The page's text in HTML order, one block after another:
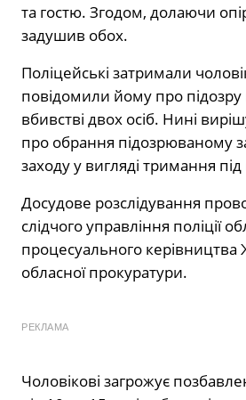
та гостю. Згодом, долаючи
задушив обох.
Поліцейські затримали
повідомили йому про
вбивстві двох осіб. Нині
про обрання підозрюваному
заходу у вигляді тримання
Досудове розслідування
слідчого управління поліції
процесуального керівництва
обласної прокуратури.
РЕКЛАМА
Чоловікові загрожує